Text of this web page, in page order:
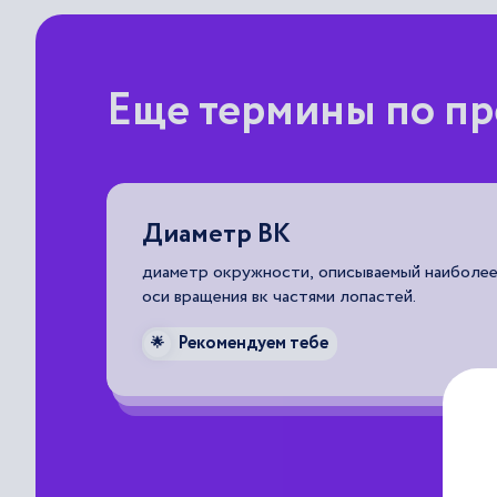
Еще термины по
Простой (ВЭУ) (standstill)
состояние вэу, при котором ее